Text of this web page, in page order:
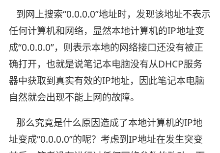
到网上搜索“0.0.0.0”地址时，发现该地址不表示
任何计算机和网络，显然本地计算机的IP地址变
成“0.0.0.0”，则表示本地的网络接口还没有被正
确打开，也就是说笔记本电脑没有从DHCP服务
器中获取到真实有效的IP地址，因此笔记本电脑
自然就会出现不能上网的故障。
那么究竟是什么原因造成了本地计算机的IP地
址变成“0.0.0.0”的呢？考虑到IP地址在发生突变